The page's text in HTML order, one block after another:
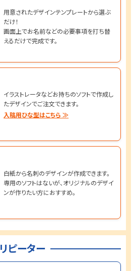
用意されたデザインテンプレートから選ぶ
だけ！
画面上でお名前などの必要事項を打ち替
えるだけで完成です。
イラストレータなどお持ちのソフトで作成し
たデザインでご注文できます。
入稿用ひな型はこちら ≫
白紙から名刺のデザインが作成できます。
専用のソフトはないが、オリジナルのデザイ
ンが作りたい方におすすめ。
リピーター